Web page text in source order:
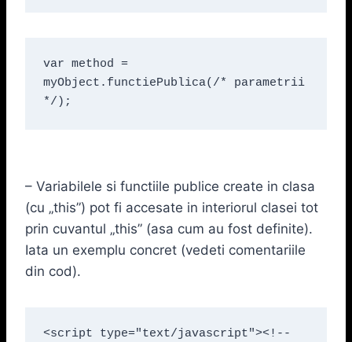
var method =
myObject.functiePublica(/* parametrii
*/);
– Variabilele si functiile publice create in clasa
(cu „this”) pot fi accesate in interiorul clasei tot
prin cuvantul „this” (asa cum au fost definite).
Iata un exemplu concret (vedeti comentariile
din cod).
<script type="text/javascript"><!--